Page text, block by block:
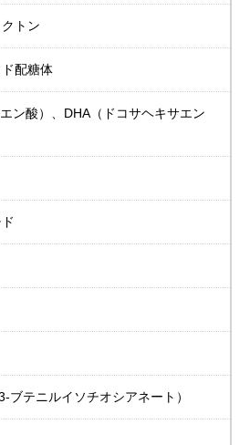
トン
配糖体
ン酸）、DHA（ドコサヘキサエン
ブテニルイソチオシアネート）